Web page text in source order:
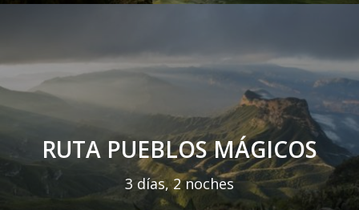
RUTA PUEBLOS MÁGICOS
3 días, 2 noches